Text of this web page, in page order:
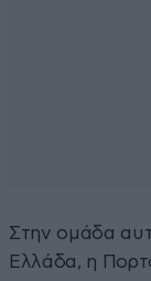
Στην ομάδα
Ελλάδα, η